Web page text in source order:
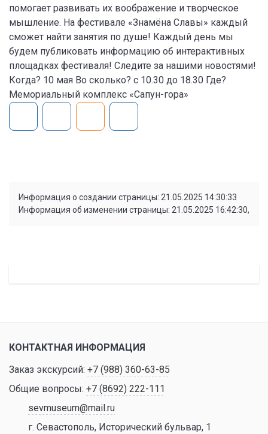
помогает развивать их воображение и творческое
мышление. На фестивале «Знамёна Славы» каждый
сможет найти занятия по душе! Каждый день мы
будем публиковать информацию об интерактивных
площадках фестиваля! Следите за нашими новостями!
Когда? 10 мая Во сколько? с 10.30 до 18.30 Где?
Мемориальный комплекс «Сапун-гора»
Информация о создании страницы: 21.05.2025 14:30:33
Информация об изменении страницы: 21.05.2025 16:42:30,
КОНТАКТНАЯ ИНФОРМАЦИЯ
Заказ экскурсий: +7 (988) 360-63-85
Общие вопросы: +7 (8692) 222-111
sevmuseum@mail.ru
г. Севастополь, Исторический бульвар, 1